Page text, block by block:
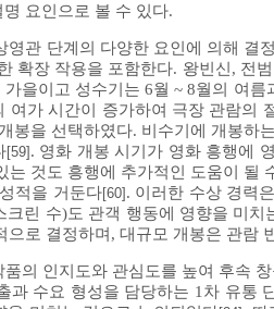
요인으로 볼 수 있다.
영관 단계의 다양한 요인에 의해 결
확장 작용을 포함한다. 왕빈신, 전
을이고 성수기는 6월 ~ 8월의 여
여가 시간이 증가하여 극장 관람의
봉을 선택하였다. 비수기에 개봉
[59] . 영화 개봉 시기가 영화 흥행에
는 것도 흥행에 추가적인 도움이 될
적을 거둔다[60] . 이러한 수상 경력
크린 수)도 관객 행동에 영향을 미
으로 결정하며, 대규모 개봉은 관람
의 인지도와 관심도를 높여 후속
과 수요 형성을 담당하는 1차 유통